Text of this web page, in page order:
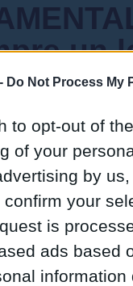
Do Not Process My
to opt-out of
of your
by
your
is
ads based
un
que
de
y